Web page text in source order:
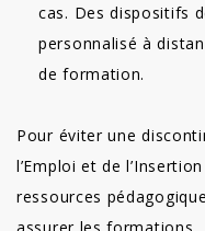
cas. Des dispositifs
personnalisé à
de formation.
Pour éviter une
l’Emploi et de
ressources